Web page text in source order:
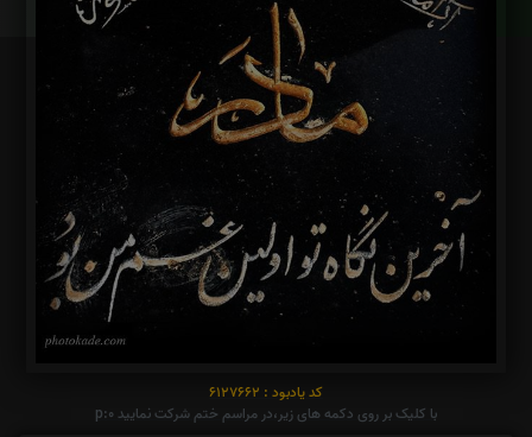
کد یادبود : 6127662
با کلیک بر روی دکمه های زیر،در مراسم ختم شرکت نمایید p:0